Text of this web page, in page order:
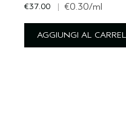
€37.00 | €0.30/ml
AGGIUNGI AL